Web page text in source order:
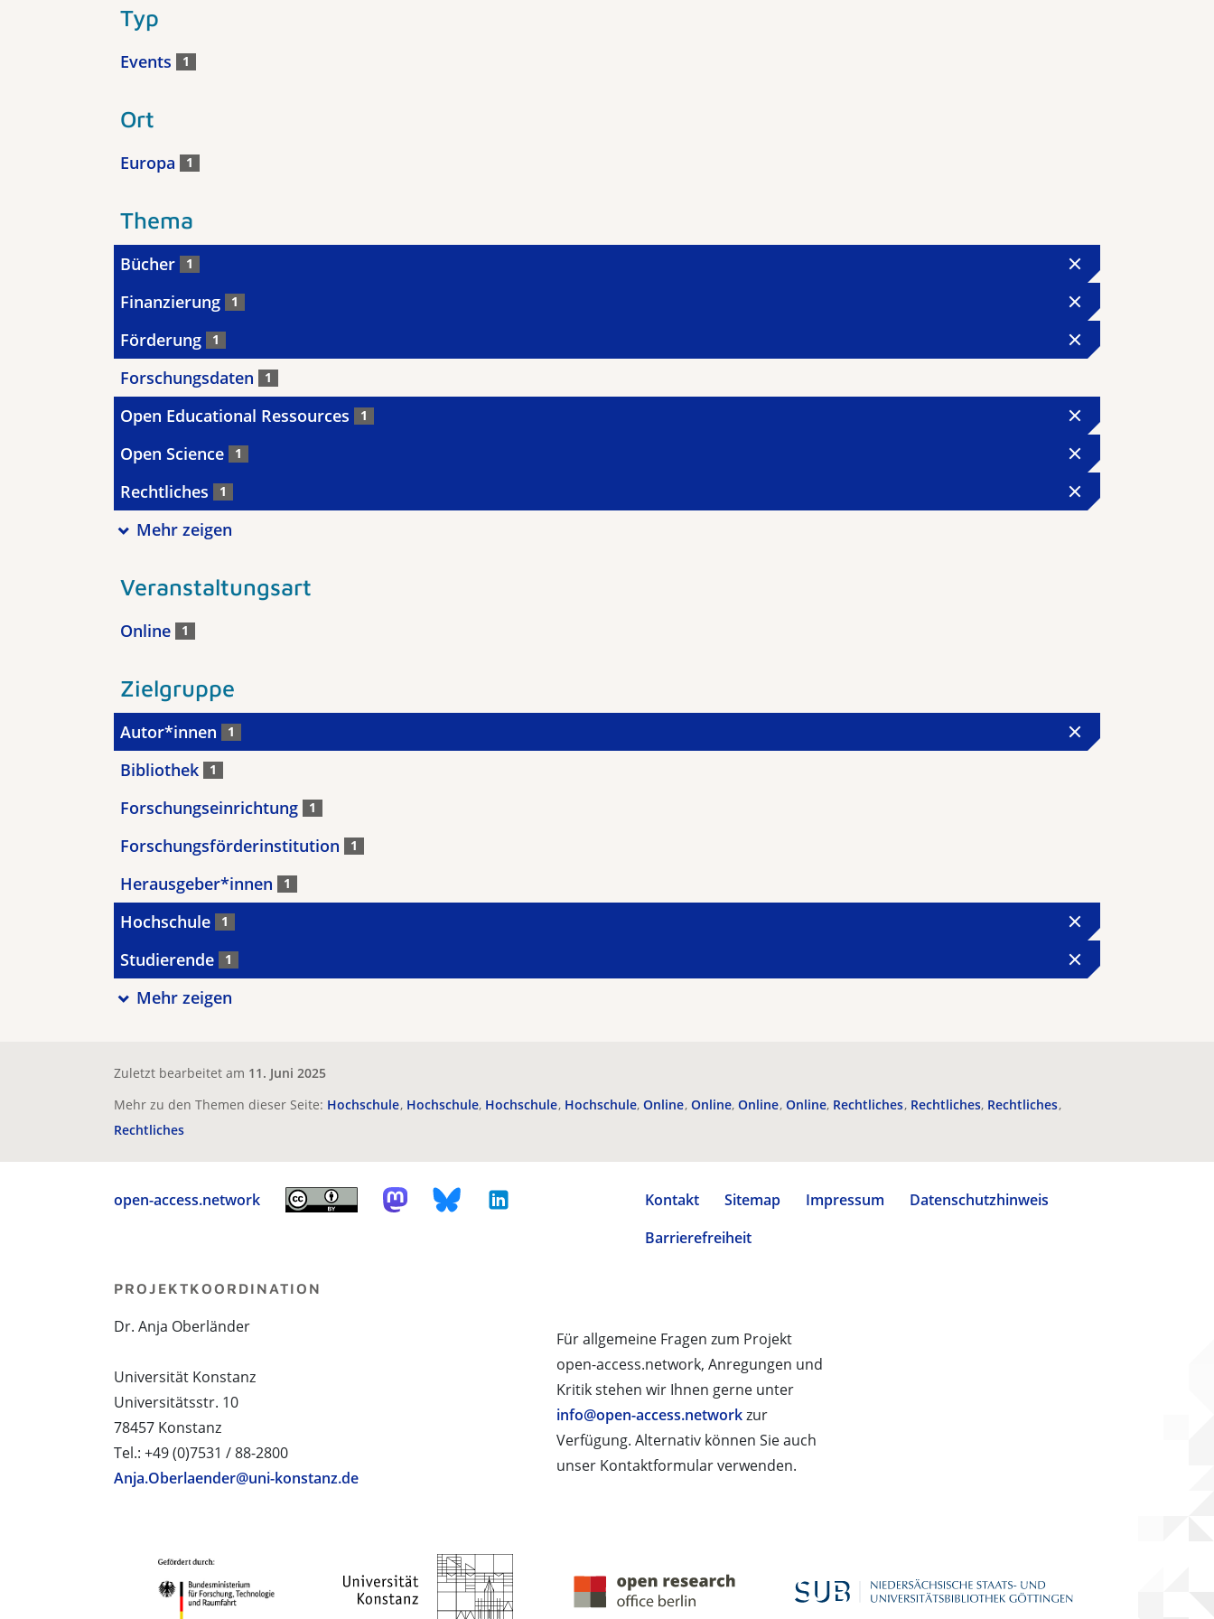
Typ
Events 1
Ort
Europa 1
Thema
Bücher 1
Finanzierung 1
Förderung 1
Forschungsdaten 1
Open Educational Ressources 1
Open Science 1
Rechtliches 1
Mehr zeigen
Veranstaltungsart
Online 1
Zielgruppe
Autor*innen 1
Bibliothek 1
Forschungseinrichtung 1
Forschungsförderinstitution 1
Herausgeber*innen 1
Hochschule 1
Studierende 1
Mehr zeigen
Zuletzt bearbeitet am 11. Juni 2025
Mehr zu den Themen dieser Seite: Hochschule Hochschule Hochschule Hochschule Online Online Online Online Rechtliches Rechtliches Rechtliches
Rechtliches
open-access.network Kontakt Sitemap Impressum
Datenschutzhinweis
Barrierefreiheit
Für allgemeine Fragen zum Projekt
open-access.network, Anregungen und
Kritik stehen wir Ihnen gerne unter
info@open-access.networkzur
Verfügung. Alternativ können Sie auch
unser Kontaktformular verwenden.
PROJEKTKOORDINATION
Dr. Anja Oberländer
Universität Konstanz
Universitätsstr. 10
78457 Konstanz
Tel.: +49 (0)7531 / 88-2800
Anja.Oberlaender@uni-konstanz.de